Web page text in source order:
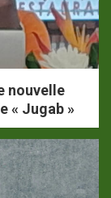
nouvelle
« Jugab »